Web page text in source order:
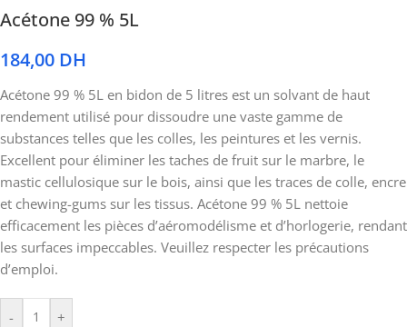
Acétone 99 % 5L
184,00 DH
Acétone 99 % 5L en bidon de 5 litres est un solvant de haut
rendement utilisé pour dissoudre une vaste gamme de
substances telles que les colles, les peintures et les vernis.
Excellent pour éliminer les taches de fruit sur le marbre, le
mastic cellulosique sur le bois, ainsi que les traces de colle, encre
et chewing-gums sur les tissus. Acétone 99 % 5L nettoie
efficacement les pièces d’aéromodélisme et d’horlogerie, rendant
les surfaces impeccables. Veuillez respecter les précautions
d’emploi.
- +